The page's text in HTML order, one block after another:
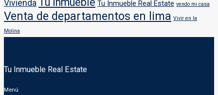
Vivienda
Tu Inmueble Real Estate vendo mi casa
Venta de departamentos en lima Vivir en la
Molina
Tu Inmueble Real Estate
Menú